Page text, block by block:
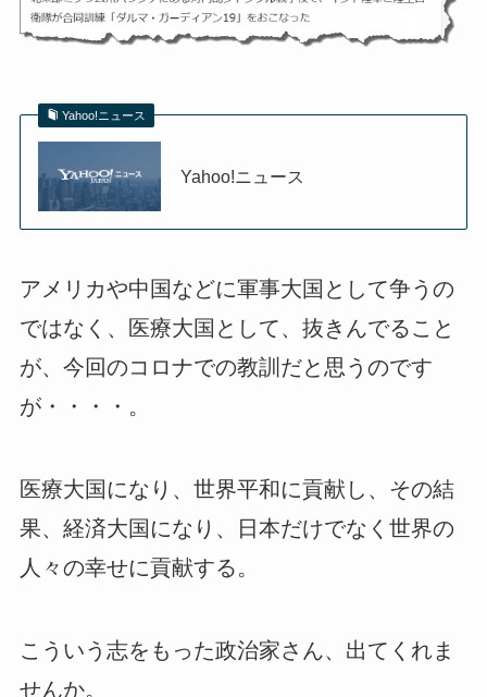
Yahoo!ニュース
Yahoo!ニュース
アメリカや中国などに軍事大国として争うの
ではなく、医療大国として、抜きんでること
が、今回のコロナでの教訓だと思うのです
が・・・・。
医療大国になり、世界平和に貢献し、その結
果、経済大国になり、日本だけでなく世界の
人々の幸せに貢献する。
こういう志をもった政治家さん、出てくれま
せんか。